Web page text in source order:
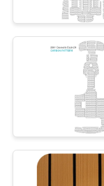
ΠΟΙΟΤΙΚΌΣ
ΈΛΕΓΧΟΣ
ΣΕ
ΕΠΑΦΉ